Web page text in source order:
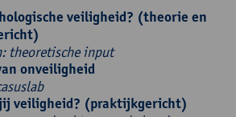
veiligheid? (theorie en
theoretische input
onveiligheid
jij veiligheid? (praktijkgericht)